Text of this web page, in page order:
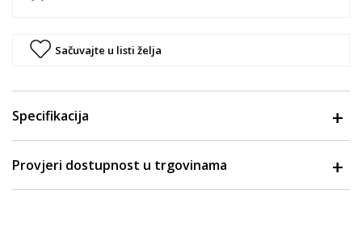
Sačuvajte u listi želja
Specifikacija
Provjeri dostupnost u trgovinama